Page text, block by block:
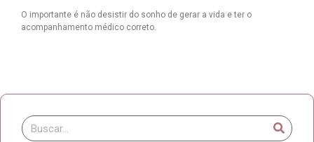
O importante é não desistir do sonho de gerar a vida e ter o
acompanhamento médico correto.